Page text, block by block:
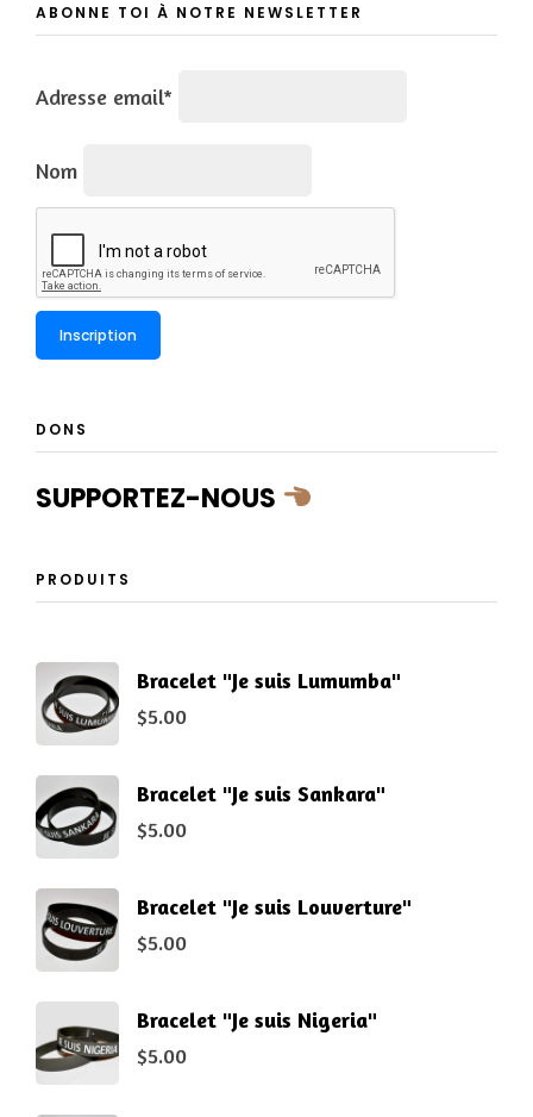
ABONNE TOI À NOTRE NEWSLETTER
Adresse email*
Nom
DONS
SUPPORTEZ-NOUS
PRODUITS
Bracelet "Je suis Lumumba"
$5.00
Bracelet "Je suis Sankara"
$5.00
Bracelet "Je suis Louverture"
$5.00
Bracelet "Je suis Nigeria"
$5.00